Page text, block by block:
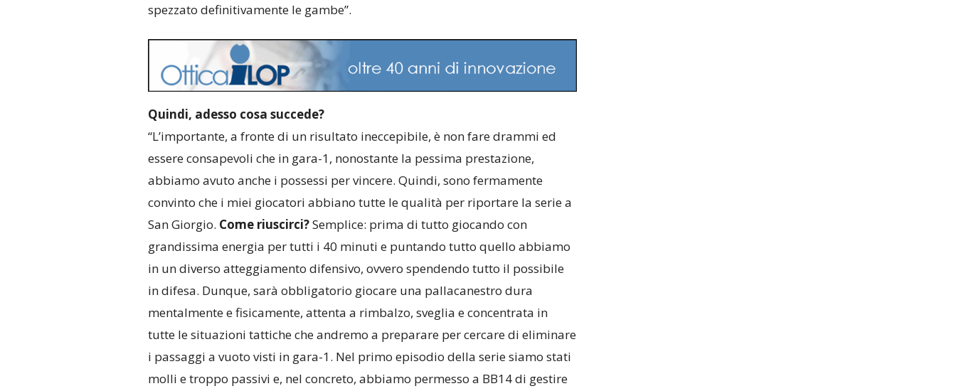
spezzato definitivamente le gambe”.
Quindi, adesso cosa succede?
“L’importante, a fronte di un risultato ineccepibile, è non fare drammi ed
essere consapevoli che in gara-1, nonostante la pessima prestazione,
abbiamo avuto anche i possessi per vincere. Quindi, sono fermamente
convinto che i miei giocatori abbiano tutte le qualità per riportare la serie a
San Giorgio. Come riuscirci?Semplice: prima di tutto giocando con
grandissima energia per tutti i 40 minuti e puntando tutto quello abbiamo
in un diverso atteggiamento difensivo, ovvero spendendo tutto il possibile
in difesa. Dunque, sarà obbligatorio giocare una pallacanestro dura
mentalmente e fisicamente, attenta a rimbalzo, sveglia e concentrata in
tutte le situazioni tattiche che andremo a preparare per cercare di eliminare
i passaggi a vuoto visti in gara-1. Nel primo episodio della serie siamo stati
molli e troppo passivi e, nel concreto, abbiamo permesso a BB14 di gestire